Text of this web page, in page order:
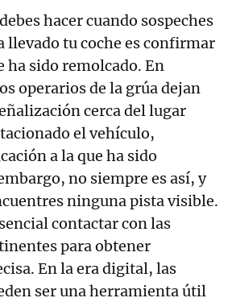
hacer cuando sospeches
llevado tu coche es confirmar
ha sido remolcado. En
operarios de la grúa dejan
cerca del lugar
el vehículo,
a la que ha sido
no siempre es así, y
ninguna pista visible.
contactar con las
para obtener
En la era digital, las
ser una herramienta útil